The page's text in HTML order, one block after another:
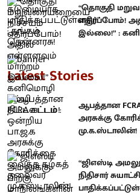
“தொகுதி
எதிர்ப்போம்!
இல்லை!” :
Latest Stories
ஆபத்தான
அரசுக்கு
மு.க.ஸ்டாலின்!
“ஜிஎஸ்டி
நிதிசார்